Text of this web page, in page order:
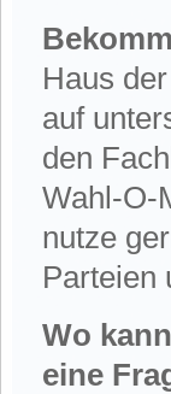
Haus
auf
den
Wahl-O-
nutze
Parteien
Wo
eine